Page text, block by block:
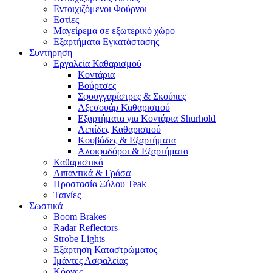
Εντοιχιζόμενοι Φούρνοι
Εστίες
Μαγείρεμα σε εξωτερικό χώρο
Εξαρτήματα Εγκατάστασης
Συντήρηση
Εργαλεία Καθαρισμού
Κοντάρια
Βούρτσες
Σφουγγαρίστρες & Σκούπες
Αξεσουάρ Καθαρισμού
Εξαρτήματα για Κοντάρια Shurhold
Λεπίδες Καθαρισμού
Κουβάδες & Εξαρτήματα
Αλοιφαδόροι & Εξαρτήματα
Καθαριστικά
Λιπαντικά & Γράσα
Προστασία Ξύλου Teak
Ταινίες
Σωστικά
Boom Brakes
Radar Reflectors
Strobe Lights
Εξάρτηση Καταστρώματος
Ιμάντες Ασφαλείας